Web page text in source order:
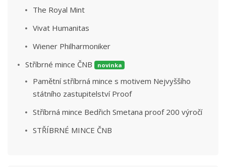
The Royal Mint
Vivat Humanitas
Wiener Philharmoniker
Stříbrné mince ČNB
novinka
Pamětní stříbrná mince s motivem Nejvyššího
státního zastupitelství Proof
Stříbrná mince Bedřich Smetana proof 200 výročí
STŘÍBRNÉ MINCE ČNB